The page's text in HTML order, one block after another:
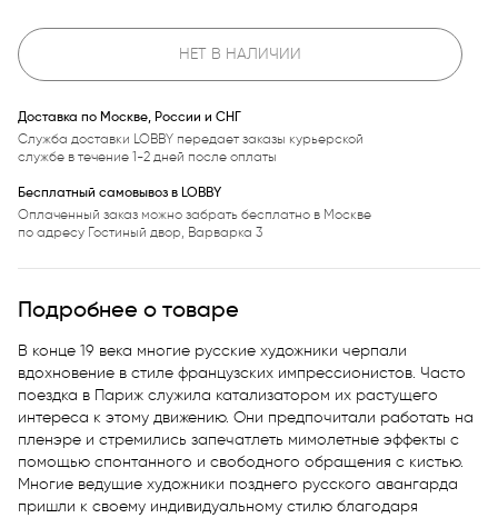
НЕТ В НАЛИЧИИ
Доставка по Москве, России и СНГ
Служба доставки LOBBY передает заказы курьерской
службе в течение 1-2 дней после оплаты
Бесплатный самовывоз в LOBBY
Оплаченный заказ можно забрать бесплатно в Москве
по адресу Гостиный двор, Варварка 3
Подробнее о товаре
В конце 19 века многие русские художники черпали
вдохновение в стиле французских импрессионистов. Часто
поездка в Париж служила катализатором их растущего
интереса к этому движению. Они предпочитали работать на
пленэре и стремились запечатлеть мимолетные эффекты с
помощью спонтанного и свободного обращения с кистью.
Многие ведущие художники позднего русского авангарда
пришли к своему индивидуальному стилю благодаря